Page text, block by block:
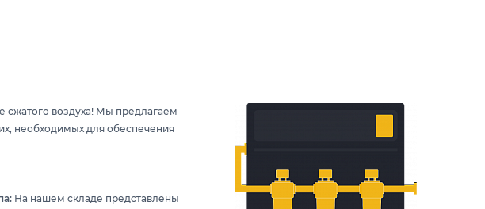
сжатого воздуха! Мы предлагаем
необходимых для обеспечения
На нашем складе представлены